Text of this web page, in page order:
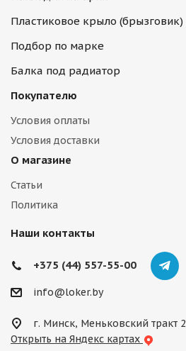
Пластиковое крыло (брызговик)
Подбор по марке
Балка под радиатор
Покупателю
Условия оплаты
Условия доставки
О магазине
Статьи
Политика
Наши контакты
+375 (44) 557-55-00
info@loker.by
г. Минск, Меньковский тракт 2
Открыть на Яндекс картах